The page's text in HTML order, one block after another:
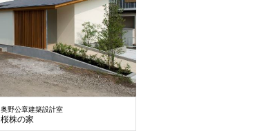
奥野公章建築設計室
桜株の家